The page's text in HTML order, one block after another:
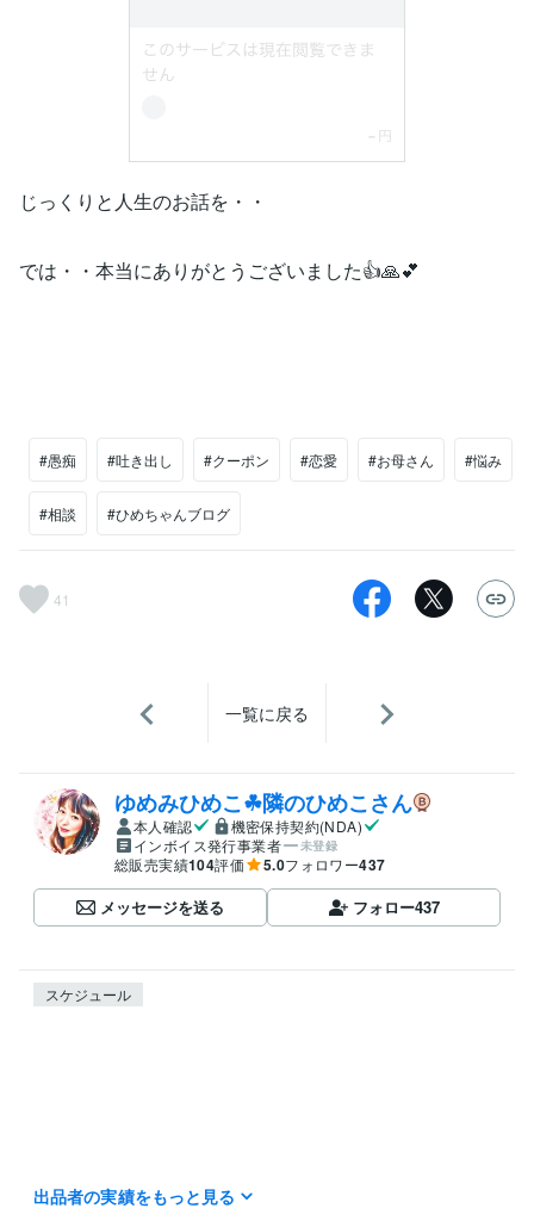
じっくりと人生のお話を・・
では・・本当にありがとうございました👍🙏💕
#愚痴 #吐き出し #クーポン #恋愛 #お母さん #悩み
#相談 #ひめちゃんブログ
41
一覧に戻る
ゆめみひめこ☘隣のひめこさん
本人確認
機密保持契約(NDA)
インボイス発行事業者
未登録
総販売実績104評価 5.0フォロワー437
メッセージを送る フォロー437
スケジュール
出品者の実績をもっと見る